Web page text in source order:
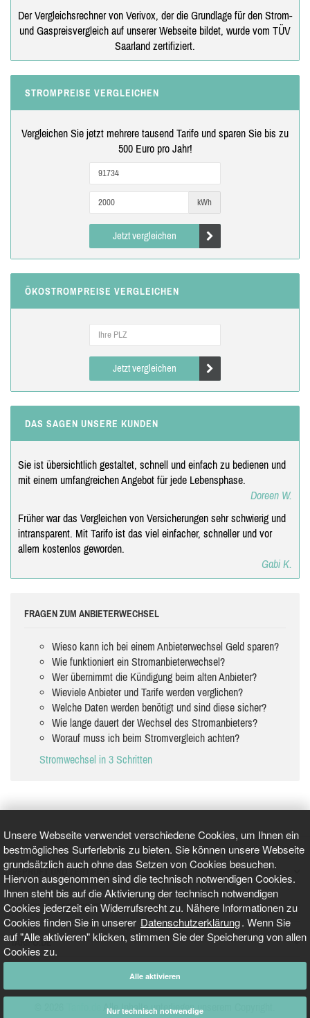
Unsere Webseite verwendet verschiedene Cookies, um Ihnen ein
bestmögliches Surferlebnis zu bieten. Sie können unsere Webseite
grundsätzlich auch ohne das Setzen von Cookies besuchen.
Hiervon ausgenommen sind die technisch notwendigen Cookies.
Ihnen steht bis auf die Aktivierung der technisch notwendigen
Cookies jederzeit ein Widerrufsrecht zu. Nähere Informationen zu
Cookies finden Sie in unserer Datenschutzerklärung. Wenn Sie
auf "Alle aktivieren" klicken, stimmen Sie der Speicherung von allen
Cookies zu.
Alle aktivieren
Nur technisch notwendige
Der Vergleichsrechner von Verivox, der die Grundlage für den Strom-
und Gaspreisvergleich auf unserer Webseite bildet, wurde vom TÜV
Saarland zertifiziert.
STROMPREISE VERGLEICHEN
Vergleichen Sie jetzt mehrere tausend Tarife und sparen Sie bis zu
500 Euro pro Jahr!
kWh
Jetzt vergleichen
ÖKOSTROMPREISE VERGLEICHEN
Jetzt vergleichen
DAS SAGEN UNSERE KUNDEN
Sie ist übersichtlich gestaltet, schnell und einfach zu bedienen und
mit einem umfangreichen Angebot für jede Lebensphase.
Doreen W.
Früher war das Vergleichen von Versicherungen sehr schwierig und
intransparent. Mit Tarifo ist das viel einfacher, schneller und vor
allem kostenlos geworden.
Gabi K.
FRAGEN ZUM ANBIETERWECHSEL
Wieso kann ich bei einem Anbieterwechsel Geld sparen?
Wie funktioniert ein Stromanbieterwechsel?
Wer übernimmt die Kündigung beim alten Anbieter?
Wieviele Anbieter und Tarife werden verglichen?
Welche Daten werden benötigt und sind diese sicher?
Wie lange dauert der Wechsel des Stromanbieters?
Worauf muss ich beim Stromvergleich achten?
Stromwechsel in 3 Schritten
GEPRÜFT UND ZERTIFIZIERT
AKTUELLE NACHRICHTEN
TARIFO.DE
Alle Inhalte unterliegen unserem Copyright.